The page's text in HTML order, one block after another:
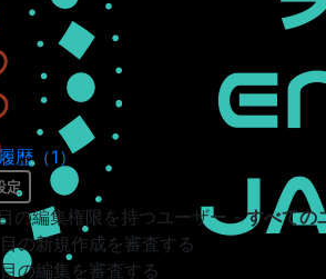
歴（1）
定
の編集権限を持つユーザー -すべての
の新規作成を審査する
の編集を審査する